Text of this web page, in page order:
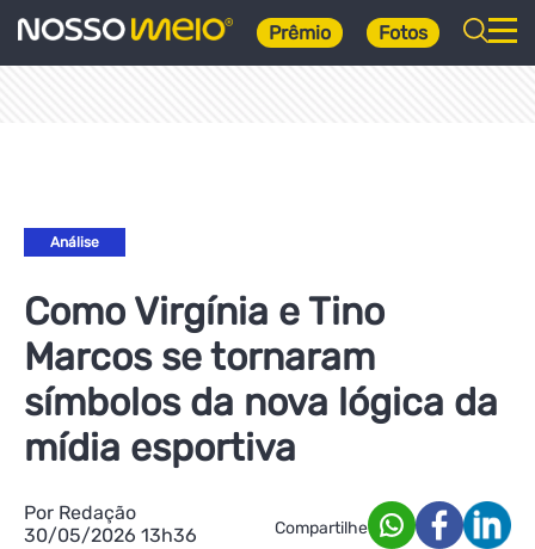
Prêmio Fotos
Análise
Como Virgínia e Tino
Marcos se tornaram
símbolos da nova lógica da
mídia esportiva
Por Redação
30/05/2026 13h36
Compartilhe